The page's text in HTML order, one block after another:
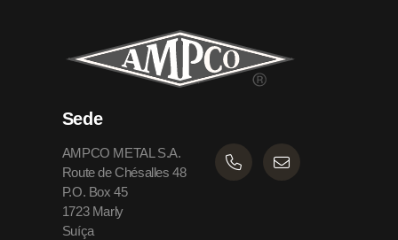
Sede
AMPCO METAL S.A.
Route de Chésalles 48
P.O. Box 45
1723 Marly
Suíça